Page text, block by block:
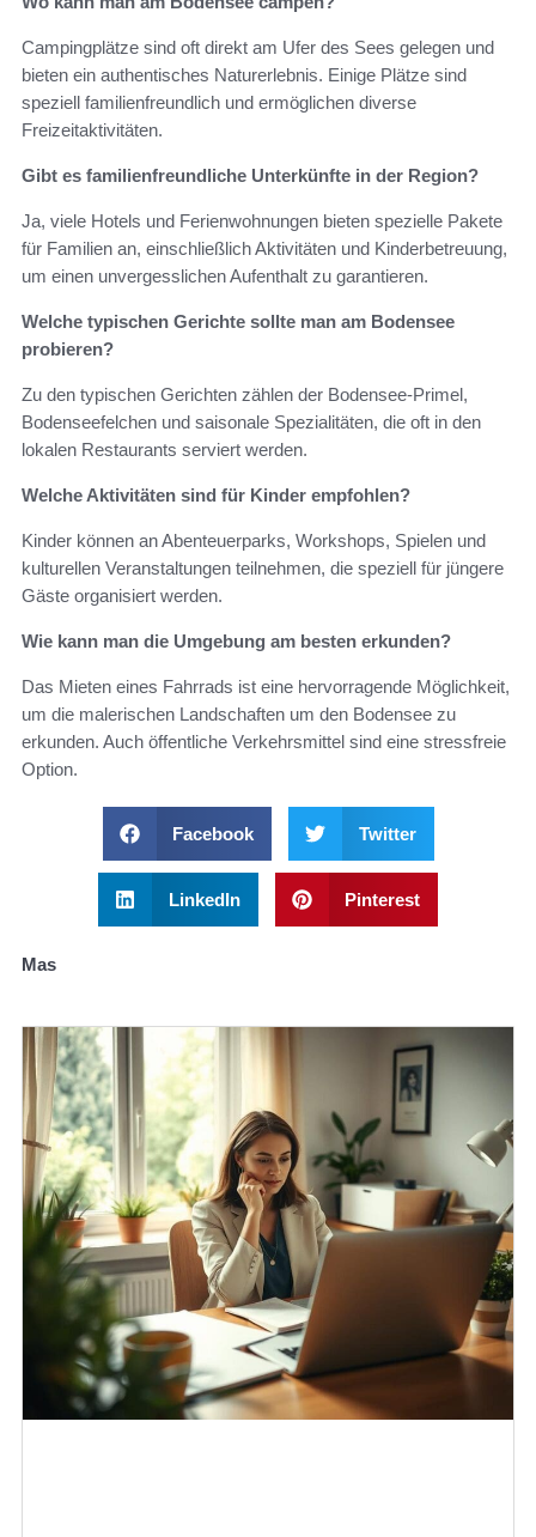
Campingplätze sind oft direkt am Ufer des Sees gelegen und
bieten ein authentisches Naturerlebnis. Einige Plätze sind
speziell familienfreundlich und ermöglichen diverse
Freizeitaktivitäten.
Gibt es familienfreundliche Unterkünfte in der Region?
Ja, viele Hotels und Ferienwohnungen bieten spezielle Pakete
für Familien an, einschließlich Aktivitäten und Kinderbetreuung,
um einen unvergesslichen Aufenthalt zu garantieren.
Welche typischen Gerichte sollte man am Bodensee
probieren?
Zu den typischen Gerichten zählen der Bodensee-Primel,
Bodenseefelchen und saisonale Spezialitäten, die oft in den
lokalen Restaurants serviert werden.
Welche Aktivitäten sind für Kinder empfohlen?
Kinder können an Abenteuerparks, Workshops, Spielen und
kulturellen Veranstaltungen teilnehmen, die speziell für jüngere
Gäste organisiert werden.
Wie kann man die Umgebung am besten erkunden?
Das Mieten eines Fahrrads ist eine hervorragende Möglichkeit,
um die malerischen Landschaften um den Bodensee zu
erkunden. Auch öffentliche Verkehrsmittel sind eine stressfreie
Option.
Facebook Twitter
LinkedIn Pinterest
Mas